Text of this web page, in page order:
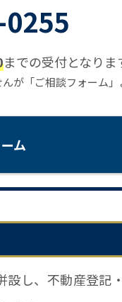
までの受付となりま
が「ご相談フォーム
ム
し、不動産登記